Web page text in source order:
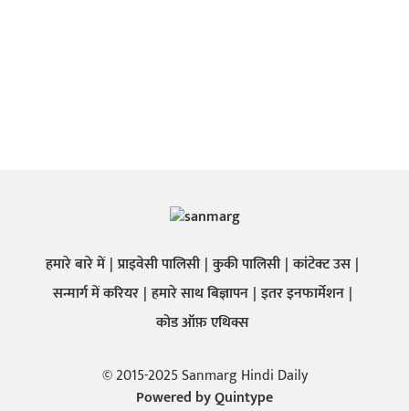
हमारे बारे में प्राइवेसी पालिसी कुकी पालिसी कांटेक्ट उस
सन्मार्ग में करियर हमारे साथ बिज्ञापन इतर इनफार्मेशन
कोड ऑफ़ एथिक्स
© 2015-2025 Sanmarg Hindi Daily
Powered byQuintype